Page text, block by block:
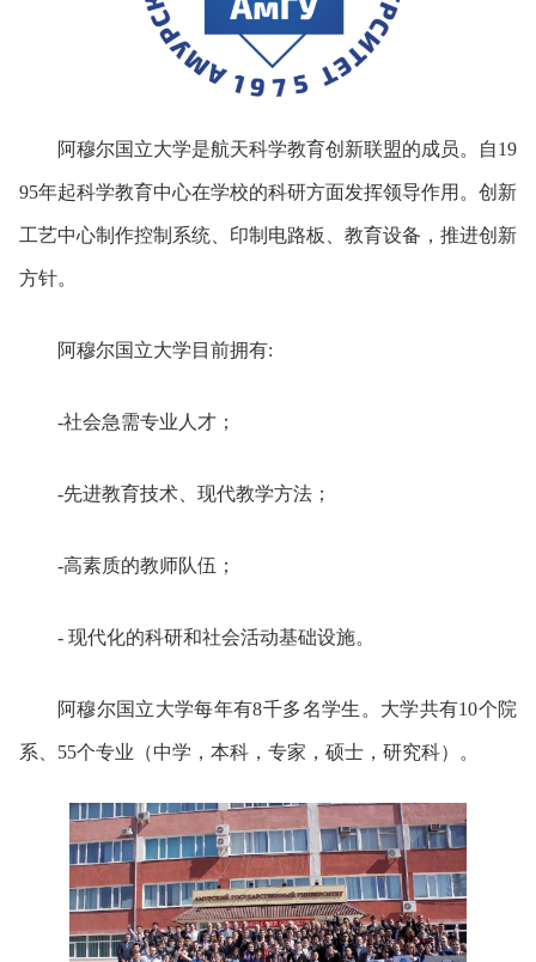
阿穆尔国立大学是航天科学教育创新联盟的成员。自19
95年起科学教育中心在学校的科研方面发挥领导作用。创新
工艺中心制作控制系统、印制电路板、教育设备，推进创新
方针。
阿穆尔国立大学目前拥有:
-社会急需专业人才；
-先进教育技术、现代教学方法；
-高素质的教师队伍；
- 现代化的科研和社会活动基础设施。
阿穆尔国立大学每年有8千多名学生。大学共有10个院
系、55个专业（中学，本科，专家，硕士，研究科）。